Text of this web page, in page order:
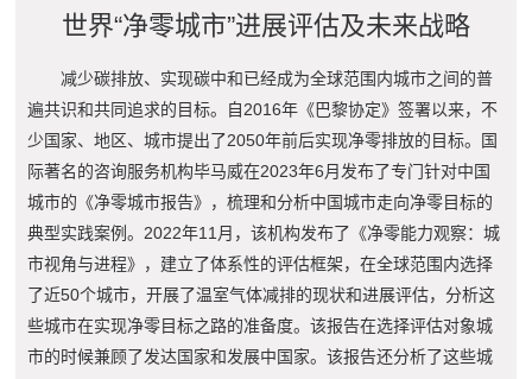
世界“净零城市”进展评估及未来战略
减少碳排放、实现碳中和已经成为全球范围内城市之间的普
遍共识和共同追求的目标。自2016年《巴黎协定》签署以来，不
少国家、地区、城市提出了2050年前后实现净零排放的目标。国
际著名的咨询服务机构毕马威在2023年6月发布了专门针对中国
城市的《净零城市报告》，梳理和分析中国城市走向净零目标的
典型实践案例。2022年11月，该机构发布了《净零能力观察：城
市视角与进程》，建立了体系性的评估框架，在全球范围内选择
了近50个城市，开展了温室气体减排的现状和进展评估，分析这
些城市在实现净零目标之路的准备度。该报告在选择评估对象城
市的时候兼顾了发达国家和发展中国家。该报告还分析了这些城